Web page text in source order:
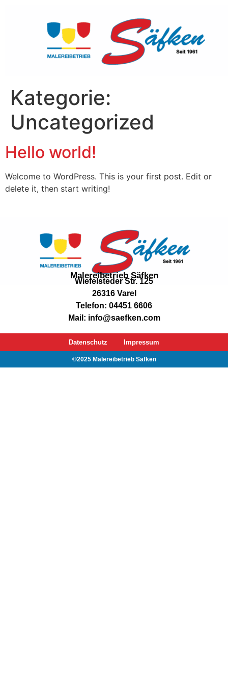
Kategorie:
Uncategorized
Hello world!
Welcome to WordPress. This is your first post. Edit or
delete it, then start writing!
Malereibetrieb Säfken
Wiefelsteder Str. 125
26316 Varel
Telefon: 04451 6606
Mail: info@saefken.com
Datenschutz Impressum
©2025 Malereibetrieb Säfken